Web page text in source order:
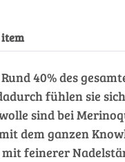
item
Rund 40% des
fühlen sie
sind bei
dem ganzen
feinerer